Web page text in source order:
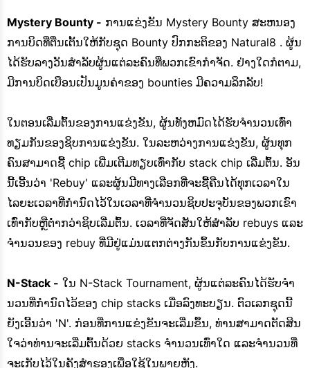
Mystery Bounty - ການແຂ່ງຂັນ Mystery Bounty ສະຫນອງ
ການບິດທີ່ຕື່ນເຕັ້ນໃຫ້ກັບຊຸດ Bounty ປົກກະຕິຂອງ Natural8 . ຜູ້ນ
ໄດ້ຮັບລາງວັນສໍາລັບຜູ້ນແຕ່ລະຄົນທີ່ພວກເຂົາກໍາຈັດ. ຢ່າງໃດກໍຕາມ,
ມີການບິດເບືອນເປັນມູນຄ່າຂອງ bounties ມີຄວາມລຶກລັບ!
ໃນຕອນເລີ່ມຕົ້ນຂອງການແຂ່ງຂັນ, ຜູ້ນທັງຫມົດໄດ້ຮັບຈໍານວນເທົ່າ
ທຽມກັນຂອງຊິບການແຂ່ງຂັນ. ໃນລະຫວ່າງການແຂ່ງຂັນ, ຜູ້ນທຸກ
ຄົນສາມາດຊື້ chip ເພີ່ມເຕີມທຽບເທົ່າກັບ stack chip ເລີ່ມຕົ້ນ. ອັນ
ນີ້ເອີ້ນວ່າ 'Rebuy' ແລະຜູ້ນມີທາງເລືອກທີ່ຈະຊື້ຄືນໄດ້ທຸກເວລາໃນ
ໄລຍະເວລາທີ່ກໍານົດໄວ້ໃນເວລາທີ່ຈໍານວນຊິບປະຈຸບັນຂອງພວກເຂົາ
ເທົ່າກັບຫຼືຕ່ໍາກວ່າຊິບເລີ່ມຕົ້ນ. ເວລາທີ່ຈັດສັນໃຫ້ສໍາລັບ rebuys ແລະ
ຈໍານວນຂອງ rebuy ທີ່ມີຢູ່ແມ່ນແຕກຕ່າງກັນຂຶ້ນກັບການແຂ່ງຂັນ.
N-Stack - ໃນ N-Stack Tournament, ຜູ້ນແຕ່ລະຄົນໄດ້ຮັບຈໍາ
ນວນທີ່ກໍານົດໄວ້ຂອງ chip stacks ເມື່ອລົງທະບຽນ. ຕົວເລກຊຸດນີ້
ຍັງເອີ້ນວ່າ 'N'. ກ່ອນທີ່ການແຂ່ງຂັນຈະເລີ່ມຂຶ້ນ, ທ່ານສາມາດຕັດສິນ
ໃຈວ່າທ່ານຈະເລີ່ມຕົ້ນດ້ວຍ stacks ຈໍານວນເທົ່າໃດ ແລະຈໍານວນທີ່
ຈະເກັບໄວ້ໃນຄັງສຳຮອງເພື່ອໃຊ້ໃນພາຍຫຼັງ.